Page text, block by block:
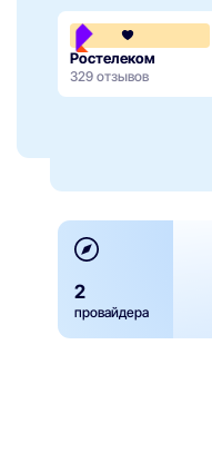
Ростелеком
329 отзывов
2
провайдера